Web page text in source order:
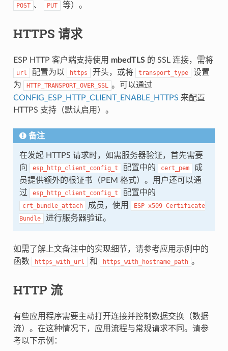
POST 、 PUT 等）。
HTTPS 请求
ESP HTTP 客户端支持使用 mbedTLS的 SSL 连接，需将
url 配置为以 https 开头，或将 transport_type
设置
为
HTTP_TRANSPORT_OVER_SSL 。可以通过
CONFIG_ESP_HTTP_CLIENT_ENABLE_HTTPS 来配置
HTTPS 支持（默认启用）。
备注
在发起 HTTPS 请求时，如需服务器验证，首先需要
向
esp_http_client_config_t 配置中的 cert_pem
成
员提供额外的根证书（PEM 格式）。用户还可以通
过
esp_http_client_config_t 配置中的
crt_bundle_attach 成员，使用 ESP x509 Certificate
Bundle
进行服务器验证。
如需了解上文备注中的实现细节，请参考应用示例中的
函数
https_with_url 和 https_with_hostname_path 。
HTTP 流
有些应用程序需要主动打开连接并控制数据交换（数据
流）。在这种情况下，应用流程与常规请求不同。请参
考以下示例：